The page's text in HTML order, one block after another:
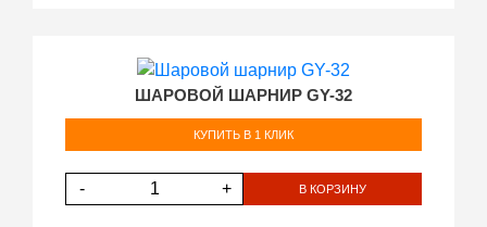
ШАРОВОЙ ШАРНИР GY-32
КУПИТЬ В 1 КЛИК
- + В КОРЗИНУ